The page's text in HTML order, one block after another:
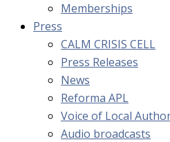
Memberships
Press
CALM CRISIS CELL
Press Releases
News
Reforma APL
Voice of Local
Audio broadcasts